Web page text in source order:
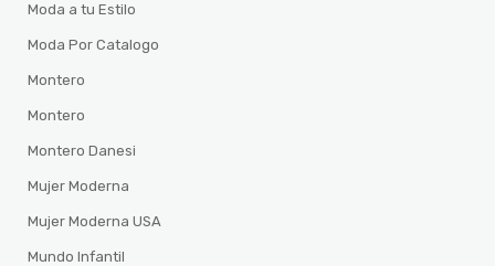
Moda a tu Estilo
Moda Por Catalogo
Montero
Montero
Montero Danesi
Mujer Moderna
Mujer Moderna USA
Mundo Infantil